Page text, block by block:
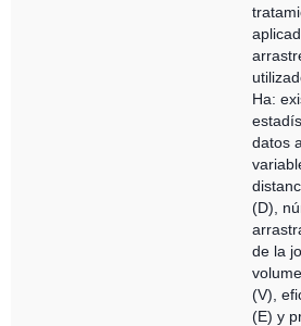
Ha:
datos
(D),
de la
(V),
(E) y